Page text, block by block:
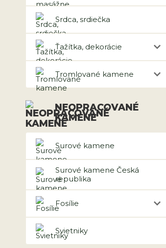
Srdca, srdiečka
Ťažítka, dekorácie
Tromlované kamene
NEOPRACOVANÉ
KAMENE
Surové kamene
Surové kamene Česká
republika
Fosílie
Svietniky